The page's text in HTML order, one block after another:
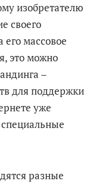
изобретателю
своего
его массовое
это можно
–
для поддержки
уже
разные